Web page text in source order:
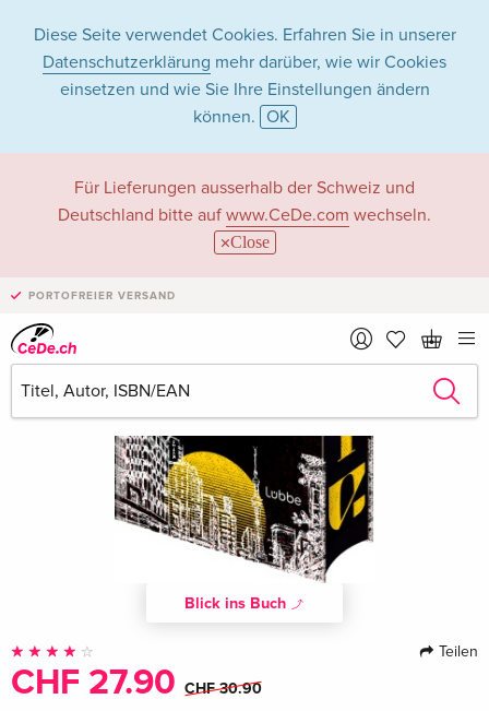
Diese Seite verwendet Cookies. Erfahren Sie in unserer
Datenschutzerklärung mehr darüber, wie wir Cookies
einsetzen und wie Sie Ihre Einstellungen ändern
können. OK
Für Lieferungen ausserhalb der Schweiz und
Deutschland bitte auf www.CeDe.com wechseln.
Close
PORTOFREIER VERSAND
Blick ins Buch
Teilen
CHF 27.90 CHF 30.90